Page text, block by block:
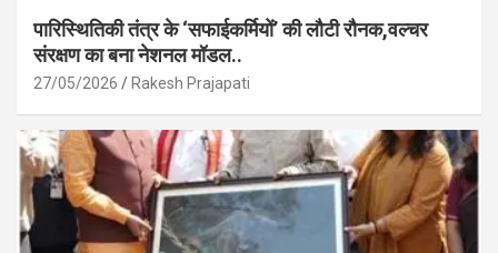
पारिस्थितिकी तंत्र के ‘सफाईकर्मियों’ की लौटी रौनक,वल्चर
संरक्षण का बना नेशनल मॉडल..
27/05/2026 Rakesh Prajapati